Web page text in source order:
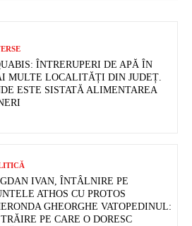
ÎNTRERUPERI DE APĂ ÎN
MULTE LOCALITĂȚI DIN JUDEȚ.
ESTE SISTATĂ ALIMENTAREA
IVAN, ÎNTÂLNIRE PE
ATHOS CU PROTOS
GHEORGHE VATOPEDINUL:
TRĂIRE PE CARE O DORESC